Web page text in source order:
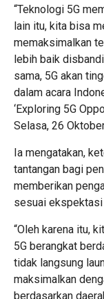
“Teknologi 5G
lain itu, kita bisa
memaksimalkan
lebih baik
sama, 5G akan
dalam acara
‘Exploring 5G
Selasa, 26
Ia mengatakan,
tantangan bagi
memberikan
sesuai ekspektasi
“Oleh karena itu,
5G berangkat
tidak langsung
maksimalkan
berdasarkan